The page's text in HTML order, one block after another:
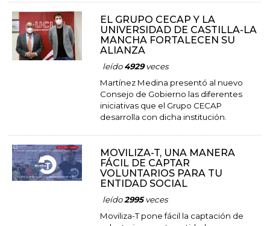
EL GRUPO CECAP Y LA
UNIVERSIDAD DE CASTILLA-LA
MANCHA FORTALECEN SU
ALIANZA
leído4929veces
Martínez Medina presentó al nuevo
Consejo de Gobierno las diferentes
iniciativas que el Grupo CECAP
desarrolla con dicha institución.
MOVILIZA-T, UNA MANERA
FÁCIL DE CAPTAR
VOLUNTARIOS PARA TU
ENTIDAD SOCIAL
leído2995veces
Moviliza-T pone fácil la captación de